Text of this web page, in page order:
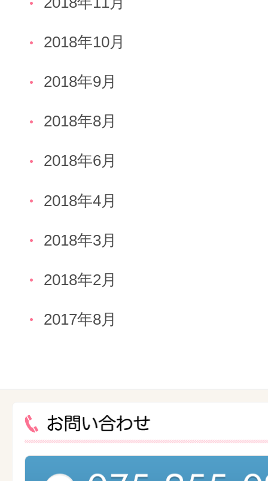
2018年10月
2018年9月
2018年8月
2018年6月
2018年4月
2018年3月
2018年2月
2017年8月